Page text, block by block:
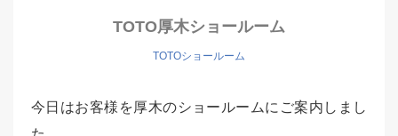
TOTO厚木ショールーム
TOTOショールーム
今日はお客様を厚木のショールームにご案内しまし